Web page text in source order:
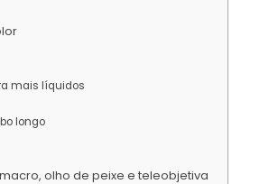
mais líquidos
longo
olho de peixe e teleobjetiva